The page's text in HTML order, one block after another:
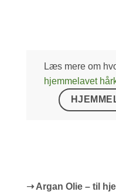
Læs mere om
hjemmelavet
➝ Argan Olie – til